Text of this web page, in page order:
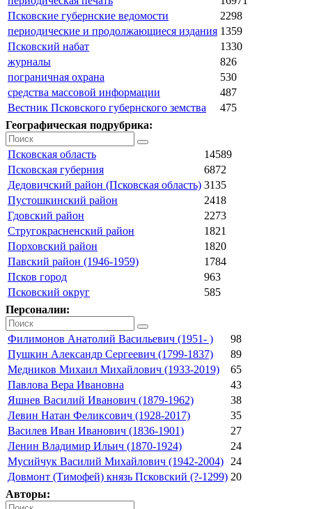
Псковские губернские ведомости
2298
периодические и продолжающиеся издания 1359
Псковский набат
1330
журналы
826
пограничная охрана
530
средства массовой информации
487
Вестник Псковского губернского земства
475
Географическая подрубрика:
Псковская область
14589
Псковская губерния
6872
Дедовичский район (Псковская область) 3135
Пустошкинский район
2418
Гдовский район
2273
Стругокрасненский район
1821
Порховский район
1820
Павский район (1946-1959)
1784
Псков город
963
Псковский округ
585
Персоналии:
Филимонов Анатолий Васильевич (1951- )
98
Пушкин Александр Сергеевич (1799-1837)
89
Медников Михаил Михайлович (1933-2019)
65
Павлова Вера Ивановна
43
Яшнев Василий Иванович (1879-1962)
38
Левин Натан Феликсович (1928-2017)
35
Василев Иван Иванович (1836-1901)
27
Ленин Владимир Ильич (1870-1924)
24
Мусийчук Василий Михайлович (1942-2004)
24
Довмонт (Тимофей) князь Псковский (?-1299) 20
Авторы: